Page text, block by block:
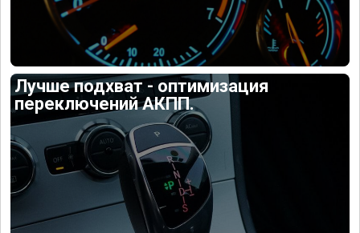
Лучше подхват - оптимизация
переключений АКПП.